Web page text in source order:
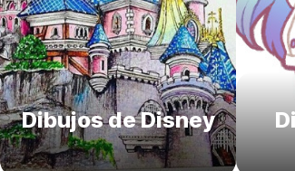
Dibujos de Disney